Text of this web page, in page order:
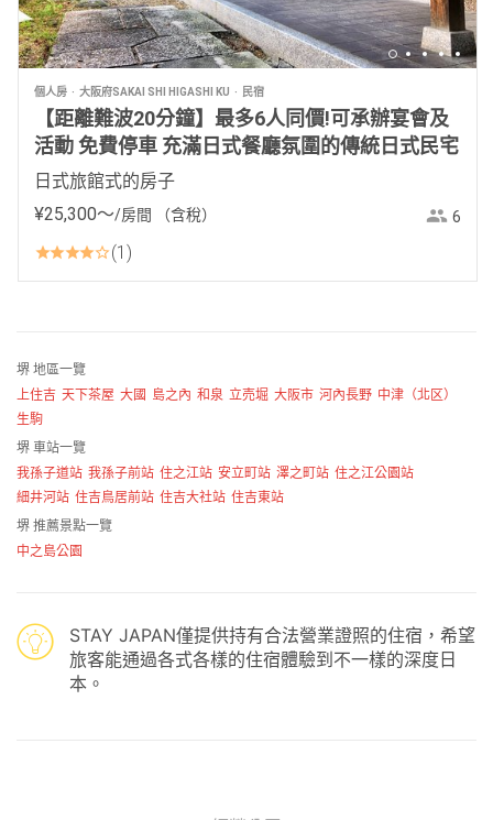
個人房 大阪府SAKAI SHI HIGASHI KU 民宿
【距離難波20分鐘】最多6人同價!可承辦宴會及
活動 免費停車 充滿日式餐廳氛圍的傳統日式民宅
日式旅館式的房子
¥25,300〜/房間 （含稅） 6
1
堺 地區一覽
上住吉 天下茶屋 大國 島之內 和泉 立売堀 大阪市 河內長野 中津（北区）
生駒
堺 車站一覽
我孫子道站 我孫子前站 住之江站 安立町站 澤之町站 住之江公園站
細井河站 住吉鳥居前站 住吉大社站 住吉東站
堺 推薦景點一覽
中之島公園
STAY JAPAN僅提供持有合法營業證照的住宿，希望
旅客能通過各式各樣的住宿體驗到不一樣的深度日
本。